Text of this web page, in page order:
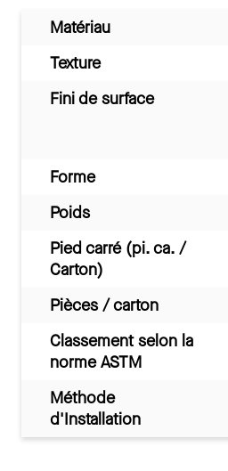
Matériau
Texture
Fini de surface
Forme
Poids
Pied carré (pi. ca. /
Carton)
Pièces / carton
Classement selon la
norme ASTM
Méthode
d'Installation